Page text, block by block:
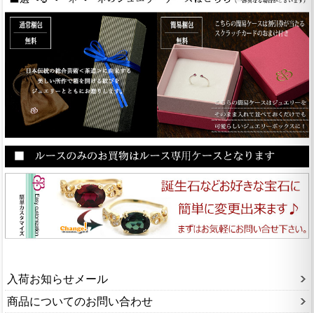
入荷お知らせメール
商品についてのお問い合わせ